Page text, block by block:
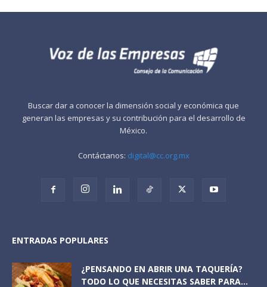
Buscar dar a conocer la dimensión social y económica que
generan las empresas y su contribución para el desarrollo de
México.
Contáctanos: digital@cc.org.mx
ENTRADAS POPULARES
¿PENSANDO EN ABRIR UNA TAQUERÍA?
TODO LO QUE NECESITAS SABER PARA...